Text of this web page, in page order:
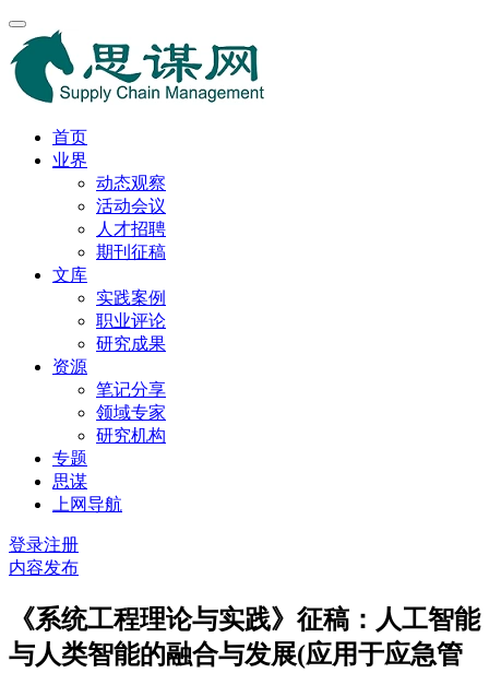
首页
业界
动态观察
活动会议
人才招聘
期刊征稿
文库
实践案例
职业评论
研究成果
资源
笔记分享
领域专家
研究机构
专题
思谋
上网导航
登录注册
内容发布
《系统工程理论与实践》征稿：人工智能
与人类智能的融合与发展(应用于应急管